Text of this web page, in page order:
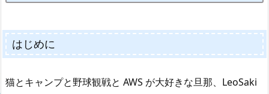
はじめに
猫とキャンプと野球観戦と AWS が大好きな旦那、LeoSaki